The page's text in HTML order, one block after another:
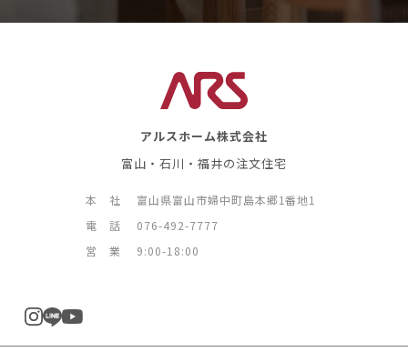
アルスホーム株式会社
富山・石川・福井の注文住宅
本 社
富山県富山市婦中町島本郷1番地1
電 話
076-492-7777
営 業
9:00-18:00